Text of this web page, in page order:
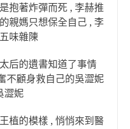
抱著炸彈而死 , 李赫推
親媽只想保全自己 , 李
味雜陳
后的遺書知道了事情
不顧身救自己的吳澀妮
澀妮
植的模樣 , 悄悄來到醫